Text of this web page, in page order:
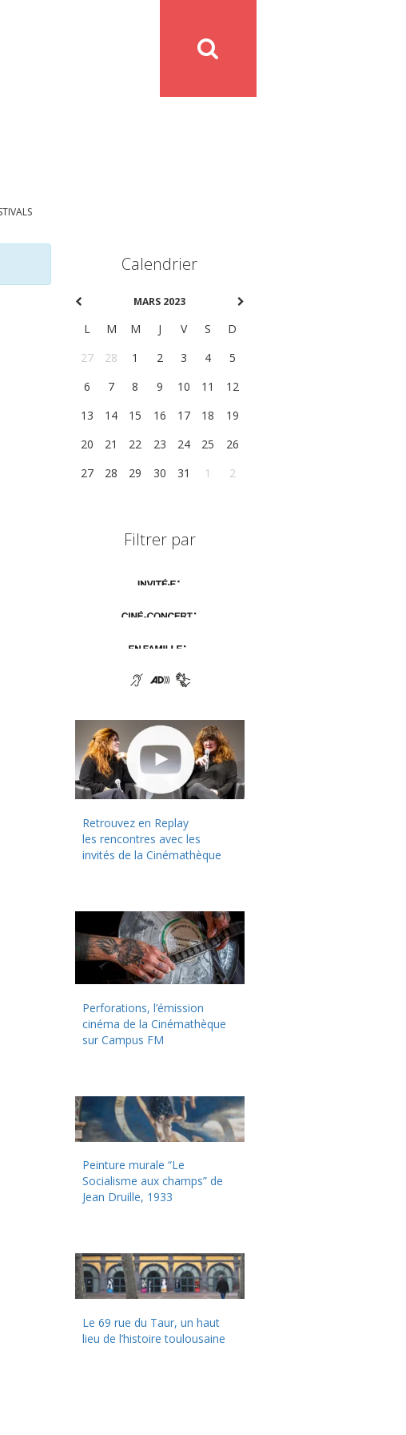
Calendrier
MARS 2023
L M M J V S
D
27
28 1 2 3 4
5
6
7 8 9 10 11
12
13
14 15 16 17 18
19
20
21 22 23 24 25
26
27
28 29 30 31 1 2
Filtrer par
Retrouvez en Replay
les rencontres avec les
invités de la Cinémathèque
Perforations, l’émission
cinéma de la Cinémathèque
sur Campus FM
Peinture murale “Le
Socialisme aux champs” de
Jean Druille, 1933
Le 69 rue du Taur, un haut
lieu de l’histoire toulousaine